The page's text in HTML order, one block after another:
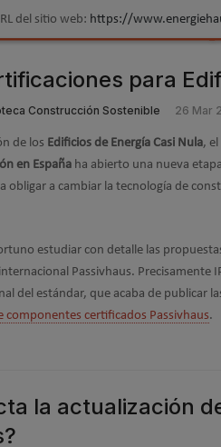
del sitio web: https://
para
Construcción Sostenible 26 Mar
de los Edificios de Energía Casi Nula, el
en España ha abierto una nueva
obligar a cambiar la tecnología de
estudiar con detalle las
Passivhaus. Precisamente
del estándar, que acaba de publicar
componentes certificados Passivhaus.
la actualización